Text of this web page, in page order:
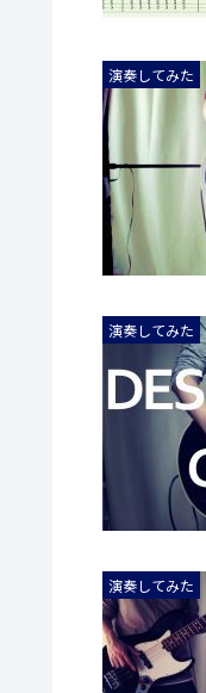
演奏してみた
演奏してみた
演奏してみた